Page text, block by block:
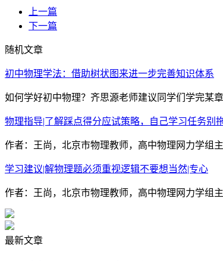
上一篇
下一篇
随机文章
初中物理学法：借助树状图来进一步完善知识体系
如何学好初中物理？齐思源老师建议同学们学完某
物理指导|了解踩点得分应试策略，自己学习任务别
作者：王尚，北京市物理教师，高中物理网力学组
学习建议|解物理题必须重视逻辑不要想当然|专心
作者：王尚，北京市物理教师，高中物理网力学组
最新文章